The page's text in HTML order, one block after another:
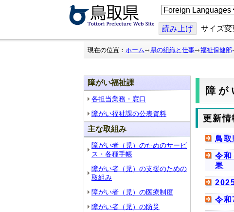
こ
の
ジ
を
翻
読み上げ サイズ変
現在の位置： ホーム 県の組織と仕事 福祉保健部
障がい福祉課
各担当業務・窓口
障がい福祉課の公表資料
主な取組み
障がい者（児）のためのサービ
ス・各種手帳
障がい者（児）の支援のための
取組み
障がい者（児）の医療制度
障がい者（児）の防災
障が
更新情
鳥
令和
果
令和